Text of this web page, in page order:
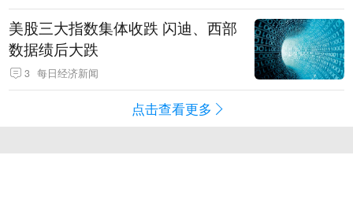
美股三大指数集体收跌 闪迪、西部
数据绩后大跌
3 每日经济新闻
点击查看更多